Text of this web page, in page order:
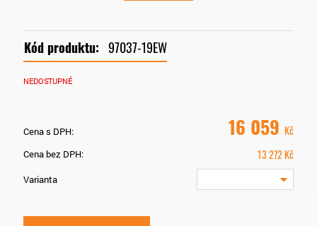
Kód produktu: 97037-19EW
NEDOSTUPNÉ
Cena s DPH: 16 059 Kč
Cena bez DPH: 13 272Kč
Varianta